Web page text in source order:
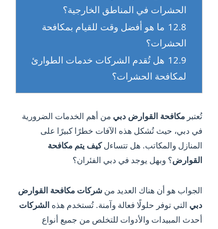
الحشرات في المناطق الخارجية؟
12.8 ما هو أفضل وقت للقيام بمكافحة
الحشرات؟
12.9 هل تُقدم الشركات خدمات الطوارئ
لمكافحة الحشرات؟
تُعتبر مكافحة القوارض دبي من أهم الخدمات الضرورية
في دبي، حيث تُشكل هذه الآفات خطرًا كبيرًا على
المنازل والمكاتب. هل تتساءلكيف يتم مكافحة
القوارض؟ وبهل يوجد في دبي الفئران؟
الجواب هو أن هناك العديد من شركات مكافحة القوارض
دبي التي توفر حلولًا فعالة وآمنة. تُستخدم هذه الشركات
أحدث المبيدات والأدوات للتخلص من جميع أنواع